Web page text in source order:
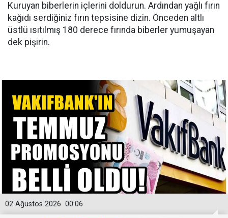
Kuruyan biberlerin içlerini doldurun. Ardından yağlı fırın
kağıdı serdiğiniz fırın tepsisine dizin. Önceden altlı
üstlü ısıtılmış 180 derece fırında biberler yumuşayan
dek pişirin.
00:06
02 Ağustos 2026